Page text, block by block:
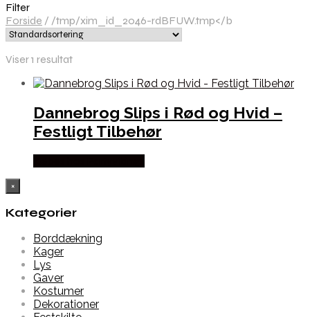
Filter
Forside / /tmp/xim_id_2046-rdBFUW.tmp</b
Viser 1 resultat
Dannebrog Slips i Rød og Hvid –
Festligt Tilbehør
×
Kategorier
Borddækning
Kager
Lys
Gaver
Kostumer
Dekorationer